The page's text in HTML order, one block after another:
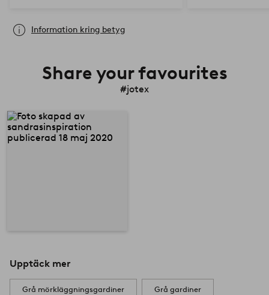
Information kring betyg
Share your favourites
#jotex
Upptäck mer
Grå mörkläggningsgardiner Grå gardiner